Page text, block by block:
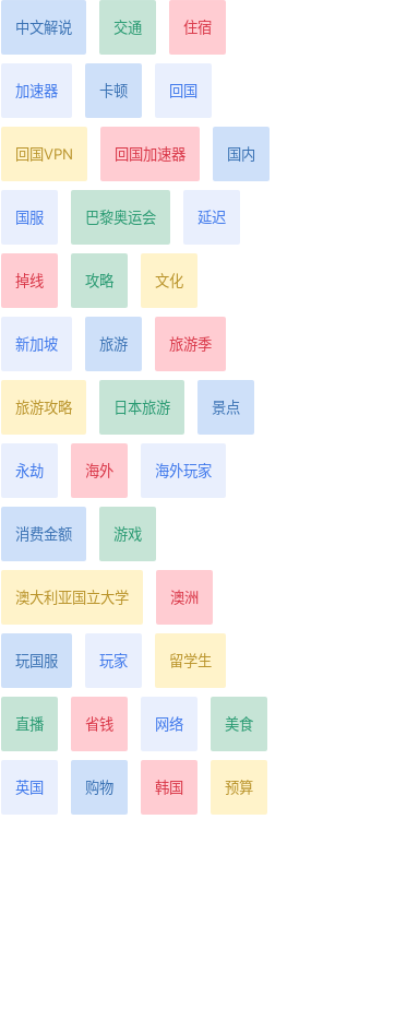
中文解说 交通 住宿
加速器 卡顿 回国
回国VPN 回国加速器 国内
国服 巴黎奥运会 延迟
掉线 攻略 文化
新加坡 旅游 旅游季
旅游攻略 日本旅游 景点
永劫 海外 海外玩家
消费金额 游戏
澳大利亚国立大学 澳洲
玩国服 玩家 留学生
直播 省钱 网络 美食
英国 购物 韩国 预算